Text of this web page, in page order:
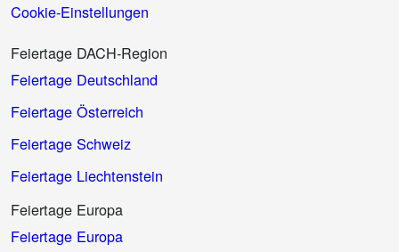
Cookie-Einstellungen
Feiertage DACH-Region
Feiertage Deutschland
Feiertage Österreich
Feiertage Schweiz
Feiertage Liechtenstein
Feiertage Europa
Feiertage Europa